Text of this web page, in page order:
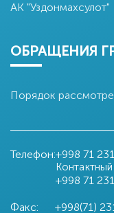
АК "Уздонмахсулот"
ОБРАЩЕНИЯ
Порядок
Телефон:+998 71
+998 71
Факс: +998(71)